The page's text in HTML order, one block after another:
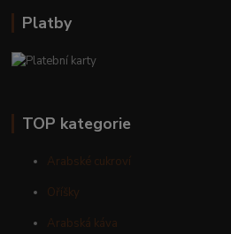
Platby
TOP kategorie
Arabské cukroví
Oříšky
Arabská káva